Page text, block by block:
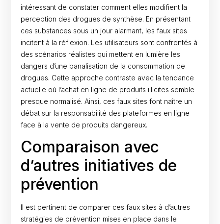
intéressant de constater comment elles modifient la
perception des drogues de synthèse. En présentant
ces substances sous un jour alarmant, les faux sites
incitent à la réflexion. Les utilisateurs sont confrontés à
des scénarios réalistes qui mettent en lumière les
dangers d’une banalisation de la consommation de
drogues. Cette approche contraste avec la tendance
actuelle où l’achat en ligne de produits illicites semble
presque normalisé. Ainsi, ces faux sites font naître un
débat sur la responsabilité des plateformes en ligne
face à la vente de produits dangereux.
Comparaison avec
d’autres initiatives de
prévention
Il est pertinent de comparer ces faux sites à d’autres
stratégies de prévention mises en place dans le